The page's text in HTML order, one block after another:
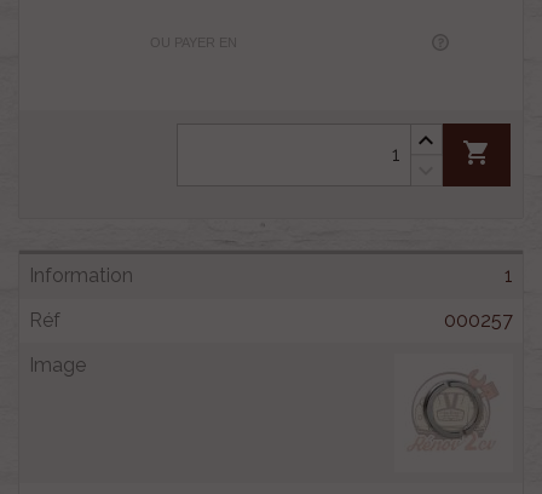
OU PAYER EN
shopping_cart
1
000257